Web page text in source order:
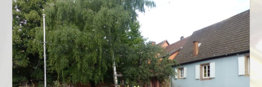
Formation Musicale
Familles d’Instruments
Vie de l’Ecole de Musique
Ensemble des Jeunes